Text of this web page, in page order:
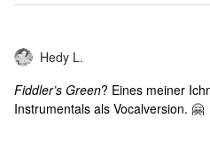
Hedy L.
Fiddler’s Green? Eines meiner
Instrumentals als Vocalversion. 🤗